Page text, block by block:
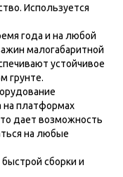
Используется
года и на любой
малогабаритной
устойчивое
грунте.
на платформах
дает возможность
на любые
сборки и